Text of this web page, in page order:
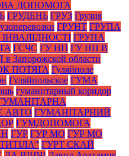
ДОПОМОГА
ГРУДЕНЬ ГРУЗ Грузия
ГРУНТ ГРУПА
ГРУПА
ГСЧС ГУ НП ГУ НП В
Запорожской области
ПОТЯГА Гуляйполе
Гуляйпольское ГУМА
гуманитарный коридор
АВТО ГУМАНІТАРНИЙ
ГУМДОПОМОГА
ГУР ГУР МО ГУР МО
ГУРТ СКАЙ